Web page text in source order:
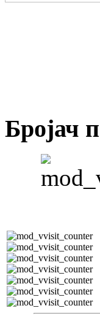
Бројач